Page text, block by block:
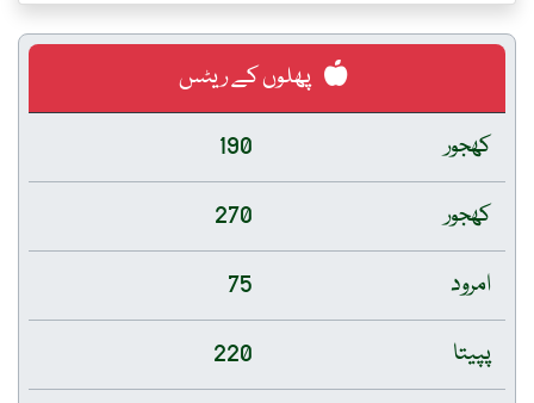
پھلوں کے ریٹس
کھجور
190
کھجور
270
امرود
75
پپیتا
220